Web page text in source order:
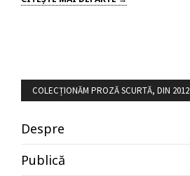
COLECȚIONĂM PROZĂ SCURTĂ, DIN 2012
Despre
Publică